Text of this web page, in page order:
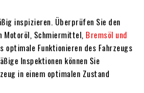
inspizieren. Überprüfen Sie den
Schmiermittel, Bremsöl und
optimale Funktionieren des Fahrzeugs
Inspektionen können Sie
in einem optimalen Zustand